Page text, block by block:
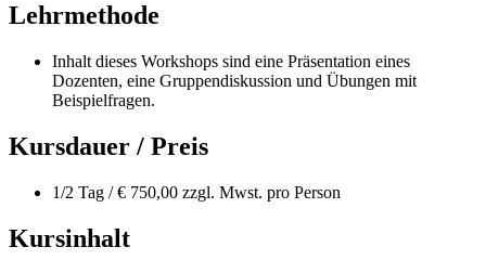
Lehrmethode
Inhalt dieses Workshops sind eine Präsentation eines
Dozenten, eine Gruppendiskussion und Übungen mit
Beispielfragen.
Kursdauer / Preis
1/2 Tag / € 750,00 zzgl. Mwst. pro Person
Kursinhalt